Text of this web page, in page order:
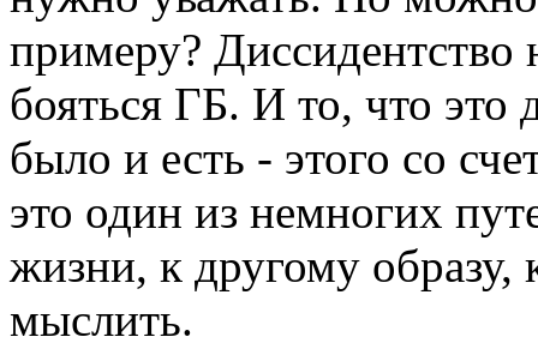
примеру? Диссидентство
бояться ГБ. И то, что
было и есть - этого со
это один из немногих
жизни, к другому образу,
мыслить.